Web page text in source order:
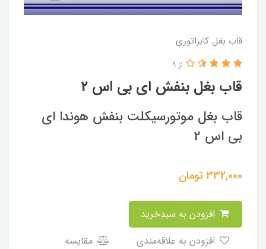
قاب بغل کابراتوری
قاب بغل بنفش ای بی اس 2
از 9
قاب بغل موتورسیکلت بنفش هوندا ای
بی اس 2
332,000تومان
مقایسه